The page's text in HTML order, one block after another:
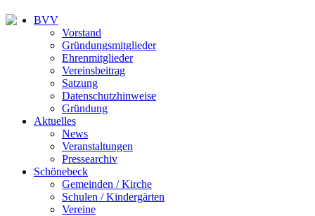
BVV
Vorstand
Gründungsmitglieder
Ehrenmitglieder
Vereinsbeitrag
Satzung
Datenschutzhinweise
Gründung
Aktuelles
News
Veranstaltungen
Pressearchiv
Schönebeck
Gemeinden / Kirche
Schulen / Kindergärten
Vereine